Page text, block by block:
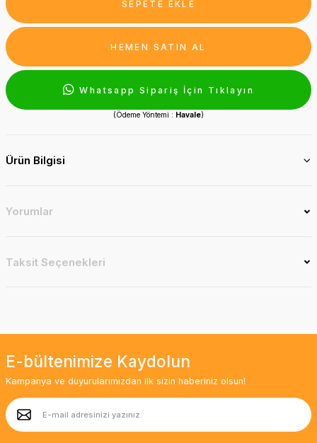
SEPETE EKLE
HEMEN SATIN AL
Whatsapp Sipariş İçin Tıklayın
(Ödeme Yöntemi : Havale)
Ürün Bilgisi
Yorumlar
Taksit Seçenekleri
E-bültenimize Kaydolun
Kampanya ve duyurularımızdan ilk sizin haberiniz olsun!